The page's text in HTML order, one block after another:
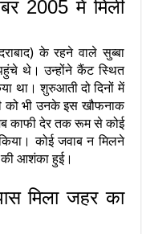
2005 में मिली
के रहने वाले सुब्बा
पहुंचे थे। उन्होंने कैंट स्थित
था। शुरुआती दो दिनों में
को भी उनके इस खौफनाक
काफी देर तक रूम से कोई
कोई जवाब न मिलने
की आशंका हुई।
मिला जहर का